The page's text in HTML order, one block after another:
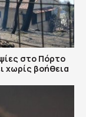
στο Πόρτο
χωρίς βοήθεια